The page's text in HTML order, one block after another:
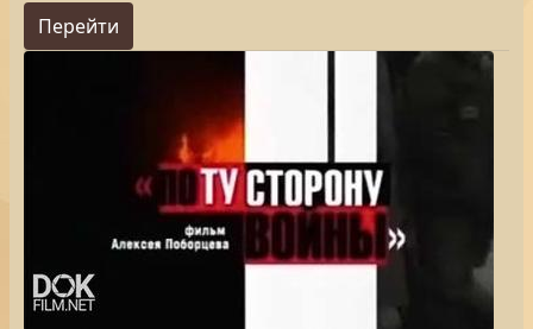
Перейти